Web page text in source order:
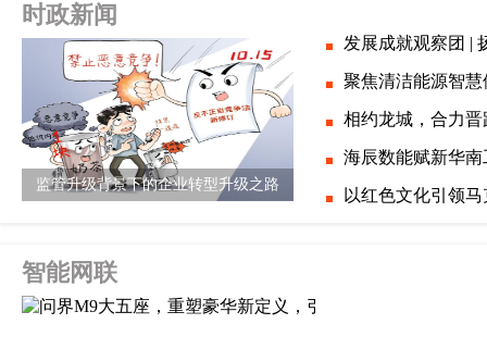
时政新闻
监管升级背景下的企业转型升级之路
发展成就观察团 |
聚焦清洁能源智
相约龙城，合力
海辰数能赋新华
以红色文化引领
智能网联